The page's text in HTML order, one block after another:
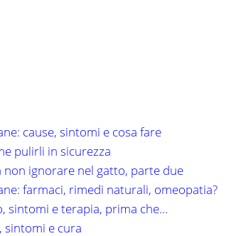
cause, sintomi e cosa fare
pulirli in sicurezza
non ignorare nel gatto, parte due
farmaci, rimedi naturali, omeopatia?
sintomi e terapia, prima che…
sintomi e cura